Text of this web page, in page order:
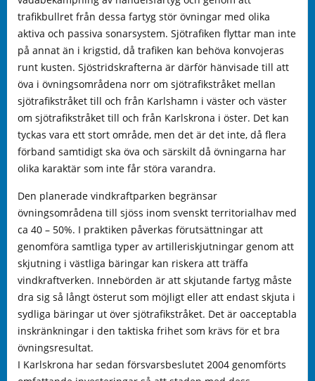
trafikbullret från dessa fartyg stör övningar med olika
aktiva och passiva sonarsystem. Sjötrafiken flyttar man inte
på annat än i krigstid, då trafiken kan behöva konvojeras
runt kusten. Sjöstridskrafterna är därför hänvisade till att
öva i övningsområdena norr om sjötrafikstråket mellan
sjötrafikstråket till och från Karlshamn i väster och väster
om sjötrafikstråket till och från Karlskrona i öster. Det kan
tyckas vara ett stort område, men det är det inte, då flera
förband samtidigt ska öva och särskilt då övningarna har
olika karaktär som inte får störa varandra.
Den planerade vindkraftparken begränsar
övningsområdena till sjöss inom svenskt territorialhav med
ca 40 – 50%. I praktiken påverkas förutsättningar att
genomföra samtliga typer av artilleriskjutningar genom att
skjutning i västliga bäringar kan riskera att träffa
vindkraftverken. Innebörden är att skjutande fartyg måste
dra sig så långt österut som möjligt eller att endast skjuta i
sydliga bäringar ut över sjötrafikstråket. Det är oacceptabla
inskränkningar i den taktiska frihet som krävs för et bra
övningsresultat.
I Karlskrona har sedan försvarsbeslutet 2004 genomförts